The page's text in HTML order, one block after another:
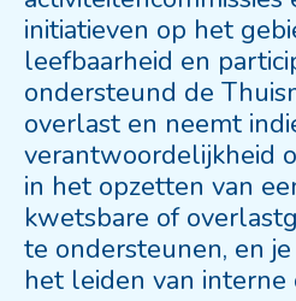
initiatieven op het
leefbaarheid en
ondersteund de
overlast en neemt
verantwoordelijkheid
in het opzetten van
kwetsbare of
te ondersteunen, en
het leiden van interne